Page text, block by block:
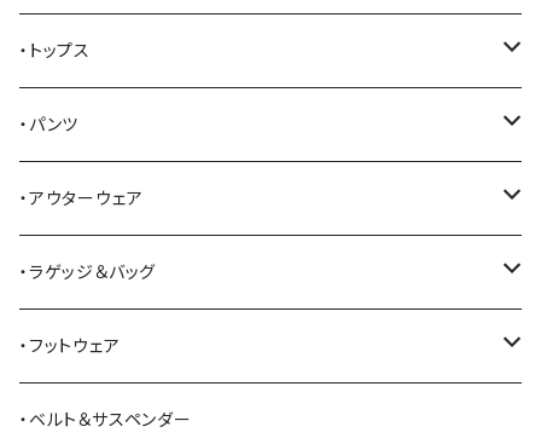
AKER
Alden
ALFONSO'S OF HOLLYWOOD LEATHER
All American Khakis
American Optical
ANDERSON BEAN BOOT CO.
・トップス
Tシャツ
シャツ
ベスト
セーター
スウェットシャツ
・パンツ
ジーンズ
ワークパンツ
オーバーオール
ミリタリーパンツ
・アウターウェア
コート
ジャケット
ベスト
・ラゲッジ＆バッグ
トートバッグ
ショルダーバッグ
・フットウェア
ブーツ
・ベルト＆サスペンダー